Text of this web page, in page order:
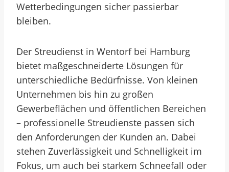
Wetterbedingungen sicher passierbar
bleiben.
Der Streudienst in Wentorf bei Hamburg
bietet maßgeschneiderte Lösungen für
unterschiedliche Bedürfnisse. Von kleinen
Unternehmen bis hin zu großen
Gewerbeflächen und öffentlichen Bereichen
– professionelle Streudienste passen sich
den Anforderungen der Kunden an. Dabei
stehen Zuverlässigkeit und Schnelligkeit im
Fokus, um auch bei starkem Schneefall oder